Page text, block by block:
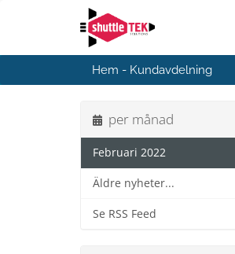
Hem - Kundavdelning
per månad
Februari 2022
Äldre nyheter...
Se RSS Feed